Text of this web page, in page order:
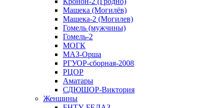
Машека (Могилёв)
Машека-2 (Могилев)
Гомель (мужчины)
Гомель-2
МОГК
МАЗ-Орша
РГУОР-сборная-2008
РЦОР
Аматары
СДЮШОР-Виктория
Женщины